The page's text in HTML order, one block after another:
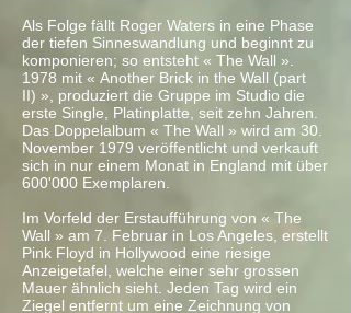
Als Folge fällt Roger Waters in eine Phase
der tiefen Sinneswandlung und beginnt zu
komponieren; so entsteht « The Wall ».
1978 mit « Another Brick in the Wall (part
II) », produziert die Gruppe im Studio die
erste Single, Platinplatte, seit zehn Jahren.
Das Doppelalbum « The Wall » wird am 30.
November 1979 veröffentlicht und verkauft
sich in nur einem Monat in England mit über
600'000 Exemplaren.
Im Vorfeld der Erstaufführung von « The
Wall » am 7. Februar in Los Angeles, erstellt
Pink Floyd in Hollywood eine riesige
Anzeigetafel, welche einer sehr grossen
Mauer ähnlich sieht. Jeden Tag wird ein
Ziegel entfernt um eine Zeichnung von